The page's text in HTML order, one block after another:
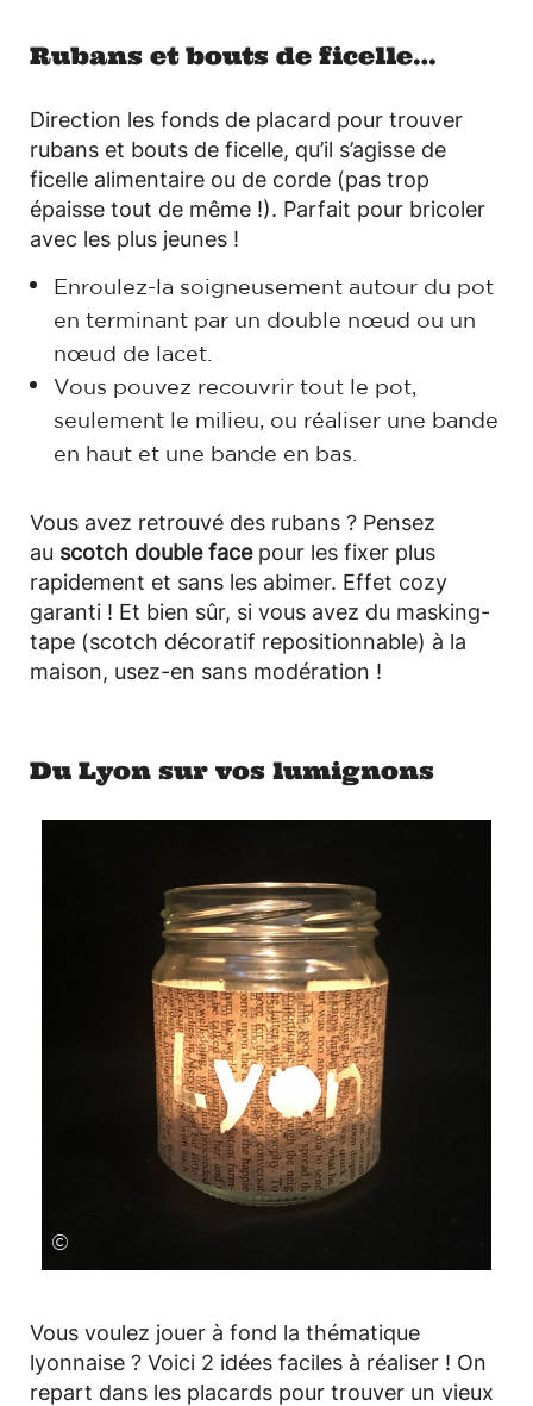
Rubans et bouts de ficelle…
Direction les fonds de placard pour trouver
rubans et bouts de ficelle, qu’il s’agisse de
ficelle alimentaire ou de corde (pas trop
épaisse tout de même !). Parfait pour bricoler
avec les plus jeunes !
Enroulez-la soigneusement autour du pot
en terminant par un double nœud ou un
nœud de lacet.
Vous pouvez recouvrir tout le pot,
seulement le milieu, ou réaliser une bande
en haut et une bande en bas.
Vous avez retrouvé des rubans ? Pensez
au scotch double facepour les fixer plus
rapidement et sans les abimer. Effet cozy
garanti ! Et bien sûr, si vous avez du masking-
tape (scotch décoratif repositionnable) à la
maison, usez-en sans modération !
Du Lyon sur vos lumignons
©
Vous voulez jouer à fond la thématique
lyonnaise ? Voici 2 idées faciles à réaliser ! On
repart dans les placards pour trouver un vieux